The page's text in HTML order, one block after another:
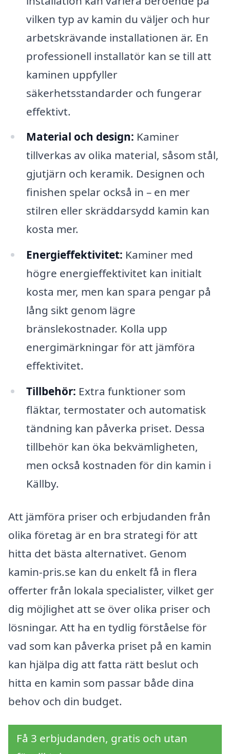
vilken typ av kamin du väljer och hur
arbetskrävande installationen är. En
professionell installatör kan se till att
kaminen uppfyller
säkerhetsstandarder och fungerar
effektivt.
Material och design: Kaminer
tillverkas av olika material, såsom stål,
gjutjärn och keramik. Designen och
finishen spelar också in – en mer
stilren eller skräddarsydd kamin kan
kosta mer.
Energieffektivitet: Kaminer med
högre energieffektivitet kan initialt
kosta mer, men kan spara pengar på
lång sikt genom lägre
bränslekostnader. Kolla upp
energimärkningar för att jämföra
effektivitet.
Tillbehör: Extra funktioner som
fläktar, termostater och automatisk
tändning kan påverka priset. Dessa
tillbehör kan öka bekvämligheten,
men också kostnaden för din kamin i
Källby.
Att jämföra priser och erbjudanden från
olika företag är en bra strategi för att
hitta det bästa alternativet. Genom
kamin-pris.se kan du enkelt få in flera
offerter från lokala specialister, vilket ger
dig möjlighet att se över olika priser och
lösningar. Att ha en tydlig förståelse för
vad som kan påverka priset på en kamin
kan hjälpa dig att fatta rätt beslut och
hitta en kamin som passar både dina
behov och din budget.
Få 3 erbjudanden, gratis och utan